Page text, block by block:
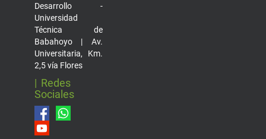
Desarrollo -
Universidad
Técnica de
Babahoyo | Av.
Universitaria, Km.
2,5 vía Flores
| Redes
Sociales